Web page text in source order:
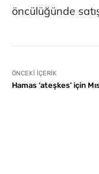
öncülüğünde
ÖNCEKI İÇERIK
Hamas ‘ateşkes’ için